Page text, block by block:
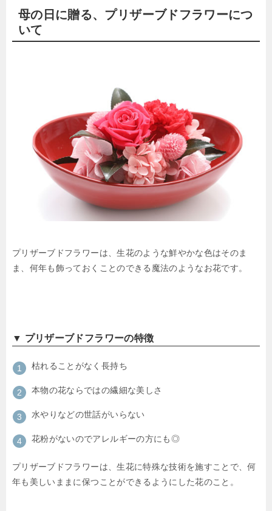
母の日に贈る、プリザーブドフラワーにつ
いて
プリザーブドフラワーは、生花のような鮮やかな色はそのま
ま、何年も飾っておくことのできる魔法のようなお花です。
▼ プリザーブドフラワーの特徴
枯れることがなく長持ち
本物の花ならではの繊細な美しさ
水やりなどの世話がいらない
花粉がないのでアレルギーの方にも◎
プリザーブドフラワーは、生花に特殊な技術を施すことで、何
年も美しいままに保つことができるようにした花のこと。